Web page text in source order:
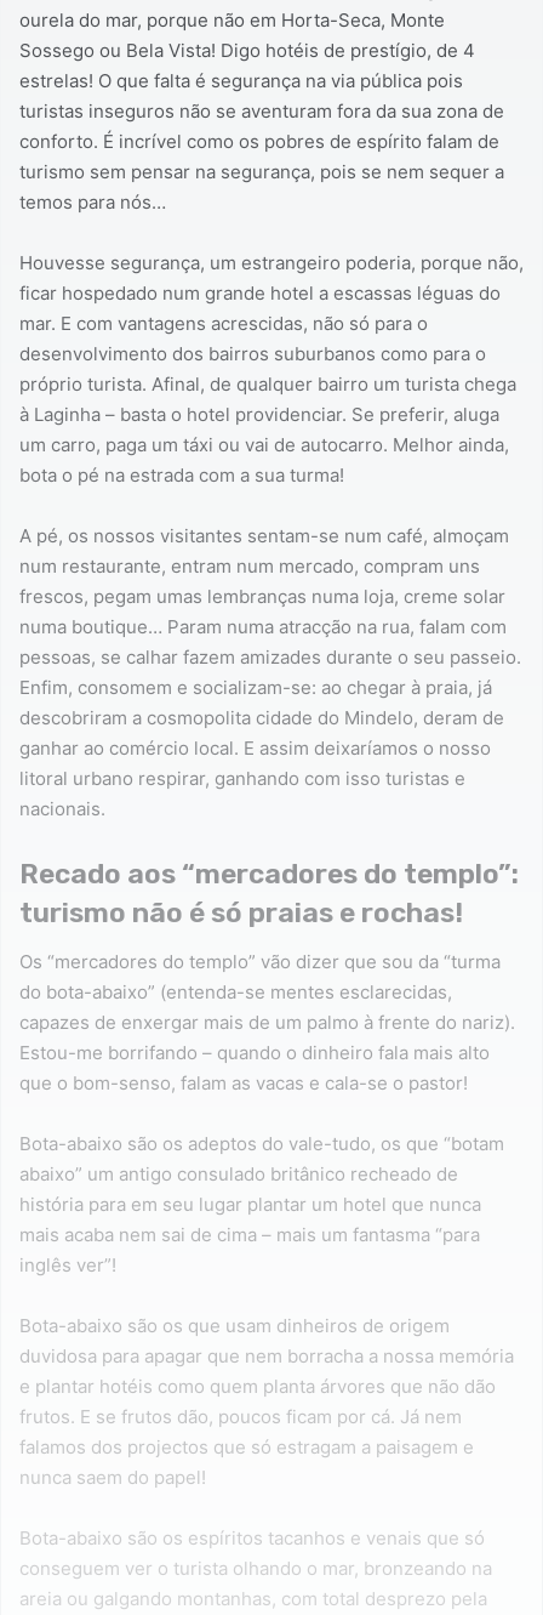
ourela do mar, porque não em Horta-Seca, Monte
Sossego ou Bela Vista! Digo hotéis de prestígio, de 4
estrelas! O que falta é segurança na via pública pois
turistas inseguros não se aventuram fora da sua zona de
conforto. É incrível como os pobres de espírito falam de
turismo sem pensar na segurança, pois se nem sequer a
temos para nós…
Houvesse segurança, um estrangeiro poderia, porque não,
ficar hospedado num grande hotel a escassas léguas do
mar. E com vantagens acrescidas, não só para o
desenvolvimento dos bairros suburbanos como para o
próprio turista. Afinal, de qualquer bairro um turista chega
à Laginha – basta o hotel providenciar. Se preferir, aluga
um carro, paga um táxi ou vai de autocarro. Melhor ainda,
bota o pé na estrada com a sua turma!
A pé, os nossos visitantes sentam-se num café, almoçam
num restaurante, entram num mercado, compram uns
frescos, pegam umas lembranças numa loja, creme solar
numa boutique… Param numa atracção na rua, falam com
pessoas, se calhar fazem amizades durante o seu passeio.
Enfim, consomem e socializam-se: ao chegar à praia, já
descobriram a cosmopolita cidade do Mindelo, deram de
ganhar ao comércio local. E assim deixaríamos o nosso
litoral urbano respirar, ganhando com isso turistas e
nacionais.
Recado aos “mercadores do templo”:
turismo não é só praias e rochas!
Os “mercadores do templo” vão dizer que sou da “turma
do bota-abaixo” (entenda-se mentes esclarecidas,
capazes de enxergar mais de um palmo à frente do nariz).
Estou-me borrifando – quando o dinheiro fala mais alto
que o bom-senso, falam as vacas e cala-se o pastor!
Bota-abaixo são os adeptos do vale-tudo, os que “botam
abaixo” um antigo consulado britânico recheado de
história para em seu lugar plantar um hotel que nunca
mais acaba nem sai de cima – mais um fantasma “para
inglês ver”!
Bota-abaixo são os que usam dinheiros de origem
duvidosa para apagar que nem borracha a nossa memória
e plantar hotéis como quem planta árvores que não dão
frutos. E se frutos dão, poucos ficam por cá. Já nem
falamos dos projectos que só estragam a paisagem e
nunca saem do papel!
Bota-abaixo são os espíritos tacanhos e venais que só
conseguem ver o turista olhando o mar, bronzeando na
areia ou galgando montanhas, com total desprezo pela